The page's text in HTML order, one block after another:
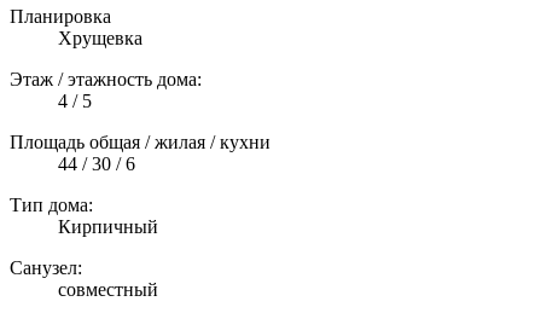
Планировка
Хрущевка
Этаж / этажность дома:
4 / 5
Площадь общая / жилая / кухни
44 / 30 / 6
Тип дома:
Кирпичный
Санузел:
совместный